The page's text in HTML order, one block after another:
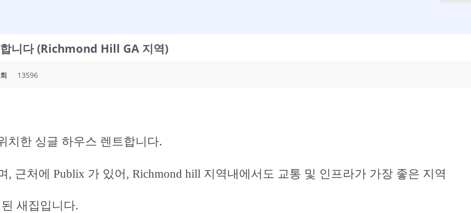
니다 (Richmond Hill GA 지역)
13596
치한 싱글 하우스 렌트합니다.
, 근처에 Publix 가 있어, Richmond hill 지역내에서도 교통 및 인프라가 가장 좋은 지역
된 새집입니다.